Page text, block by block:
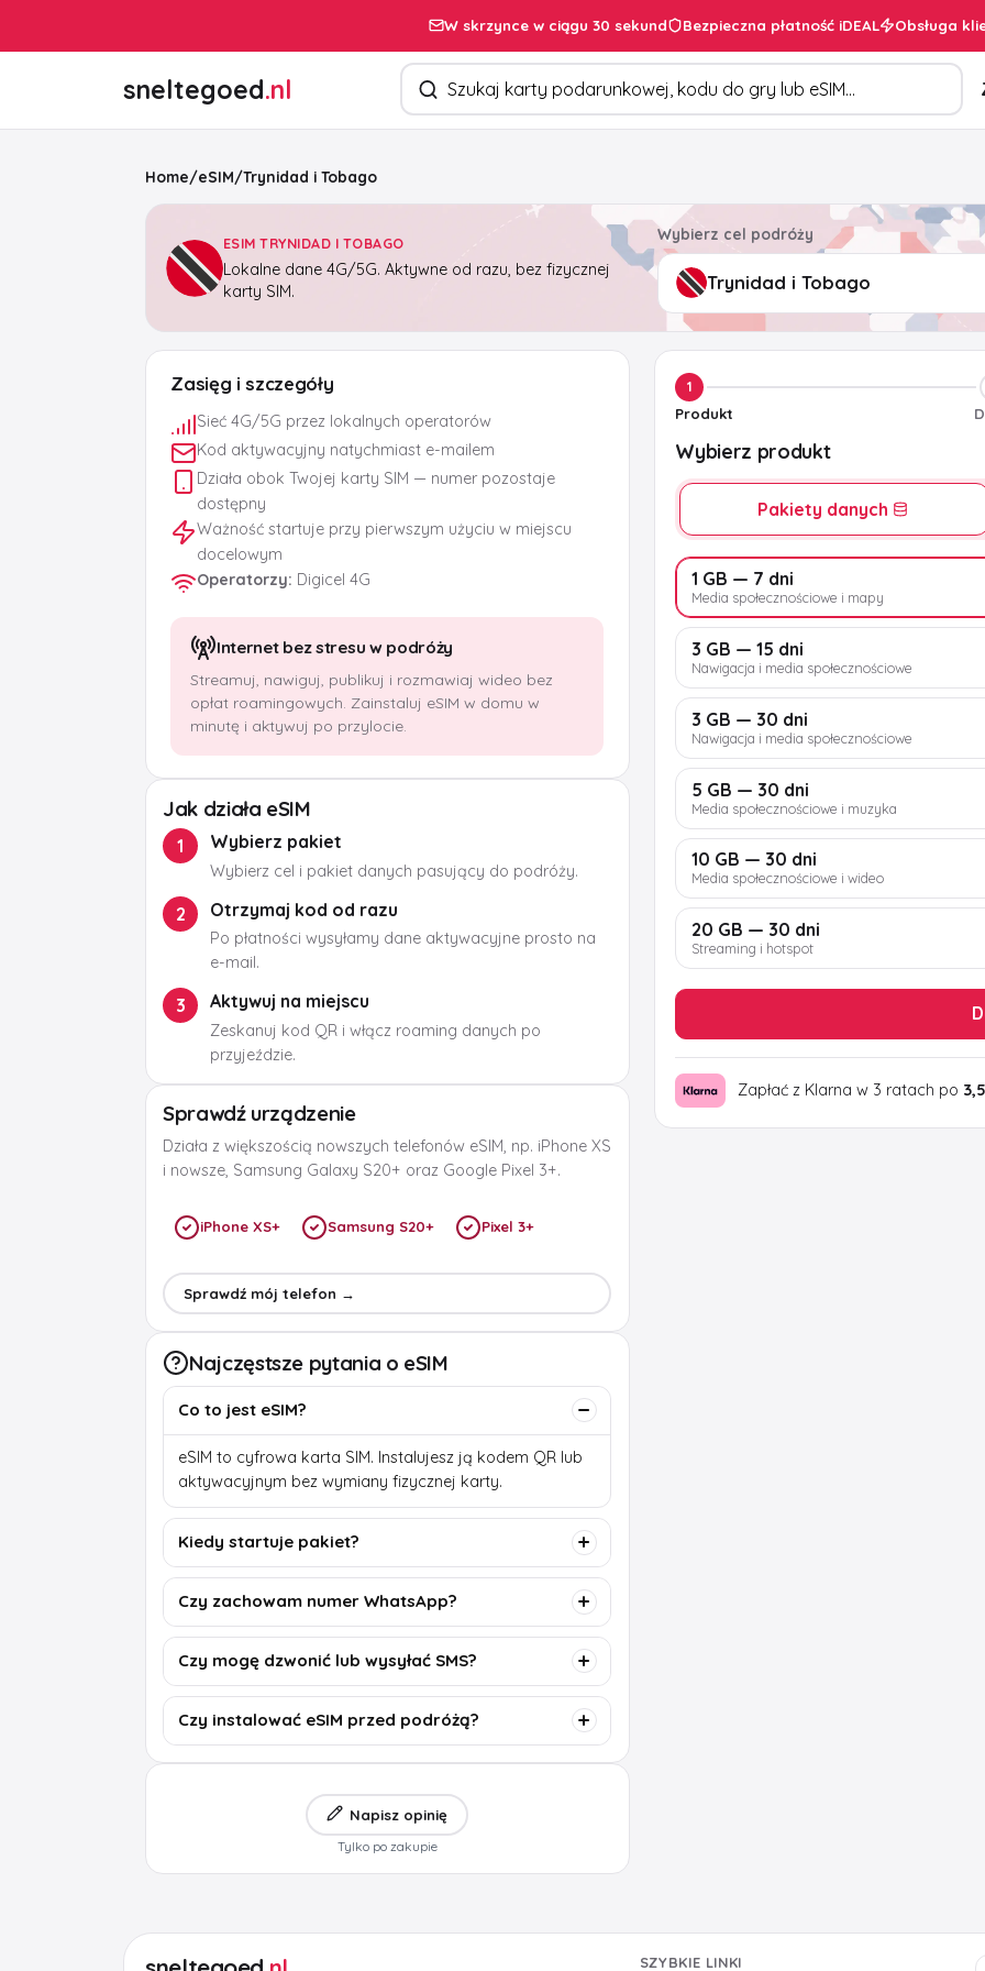
W skrzynce w ciągu 30 sekund Bezpieczna płatność iDEAL Obsługa
sneltegoed.nl Szukaj produktów
Home/eSIM/Trynidad i Tobago
ESIM TRYNIDAD I TOBAGO
Lokalne dane 4G/5G. Aktywne od razu, bez fizycznej
karty SIM.
Wybierz cel podróży
Zasięg i szczegóły
Sieć 4G/5G przez lokalnych operatorów
Kod aktywacyjny natychmiast e-mailem
Działa obok Twojej karty SIM — numer pozostaje
dostępny
Ważność startuje przy pierwszym użyciu w miejscu
docelowym
Operatorzy: Digicel 4G
Internet bez stresu w podróży
Streamuj, nawiguj, publikuj i rozmawiaj wideo bez
opłat roamingowych. Zainstaluj eSIM w domu w
minutę i aktywuj po przylocie.
Jak działa eSIM
1 Wybierz pakiet
Wybierz cel i pakiet danych pasujący do podróży.
2 Otrzymaj kod od razu
Po płatności wysyłamy dane aktywacyjne prosto na
e-mail.
3 Aktywuj na miejscu
Zeskanuj kod QR i włącz roaming danych po
przyjeździe.
Sprawdź urządzenie
Działa z większością nowszych telefonów eSIM, np. iPhone XS
i nowsze, Samsung Galaxy S20+ oraz Google Pixel 3+.
iPhone XS+ Samsung S20+ Pixel 3+
Sprawdź mój telefon →
Najczęstsze pytania o eSIM
Co to jest eSIM?
eSIM to cyfrowa karta SIM. Instalujesz ją kodem QR lub
aktywacyjnym bez wymiany fizycznej karty.
Kiedy startuje pakiet?
Czy zachowam numer WhatsApp?
Czy mogę dzwonić lub wysyłać SMS?
Czy instalować eSIM przed podróżą?
Napisz opinię
Tylko po zakupie
1
Produkt
Wybierz produkt
Pakiety danych
1 GB — 7 dni
Media społecznościowe i mapy
3 GB — 15 dni
Nawigacja i media społecznościowe
3 GB — 30 dni
Nawigacja i media społecznościowe
5 GB — 30 dni
Media społecznościowe i muzyka
10 GB — 30 dni
Media społecznościowe i wideo
20 GB — 30 dni
Streaming i hotspot
Zapłać z Klarna w 3 ratach po
SZYBKIE LINKI